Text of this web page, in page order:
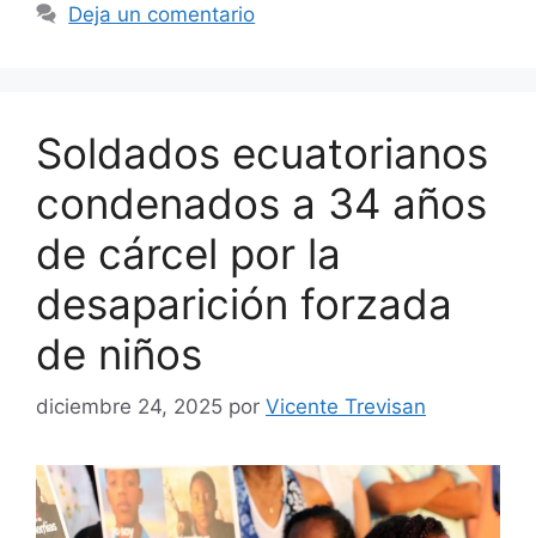
Deja un comentario
Soldados ecuatorianos
condenados a 34 años
de cárcel por la
desaparición forzada
de niños
diciembre 24, 2025 por Vicente Trevisan